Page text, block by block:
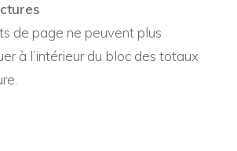
de page ne peuvent plus
à l’intérieur du bloc des totaux